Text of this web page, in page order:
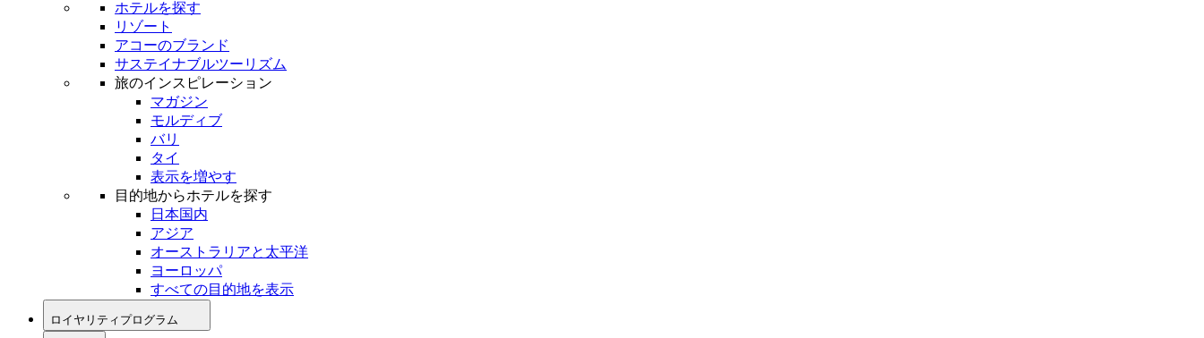
ホテルを探す
リゾート
アコーのブランド
サステイナブルツーリズム
旅のインスピレーション
マガジン
モルディブ
バリ
タイ
表示を増やす
目的地からホテルを探す
日本国内
アジア
オーストラリアと太平洋
ヨーロッパ
すべての目的地を表示
ロイヤリティプログラム